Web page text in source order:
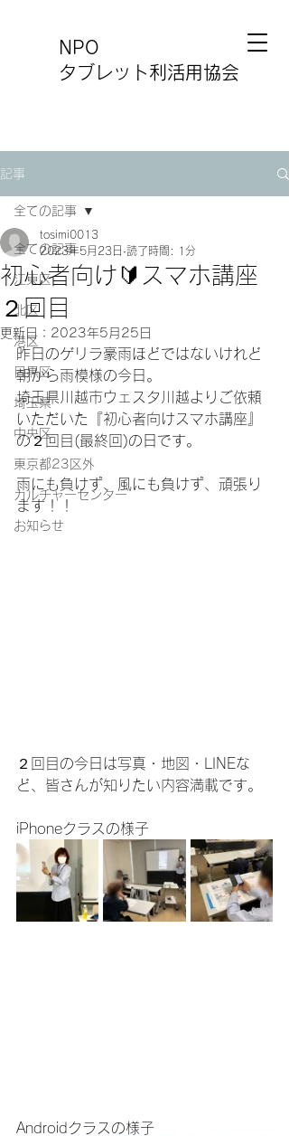
NPO
タブレット利活用協会
記事
全ての記事
江東区
北区
港区
目黒区
埼玉県
中央区
東京都23区外
カルチャーセンター
お知らせ
全ての記事
初心者向け🔰スマホ講座
２回目
tosimi0013
2023年5月23日 読了時間: 1分
更新日： 2023年5月25日
昨日のゲリラ豪雨ほどではないけれど
朝から雨模様の今日。
埼玉県川越市ウェスタ川越よりご依頼
いただいた『初心者向けスマホ講座』
の２回目(最終回)の日です。
雨にも負けず、風にも負けず、頑張り
ます！！
２回目の今日は写真・地図・LINEな
ど、皆さんが知りたい内容満載です。
iPhoneクラスの様子
Androidクラスの様子